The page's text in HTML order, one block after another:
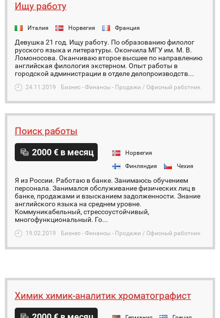
Ищу работу
Италия Норвегия Франция
Девушка 21 год. Ищу работу. По образованию филолог
русского языка и литературы. Окончила МГУ им. М. В.
Ломоносова. Оканчиваю второе высшее по направлению
английская филология экстерном. Опыт работы в
городской администрации в отделе делопроизводств...
24.11.2019 Бизнес - Финансы - Продажи / Офисный работник
Поиск работы
2000 € в месяц
Норвегия
Финляндия
Чехия
Я из России. Работаю в банке. Занимаюсь обучением
персонала. Занимался обслуживание физических лиц в
банке, продажами и взысканием задолженности. Знание
английского языка на среднем уровне.
Коммуникабельный, стрессоустойчивый,
многофункциональный. Го...
19.02.2019 Бизнес - Финансы - Продажи / Офисный работник
Химик химик-аналитик хроматографист